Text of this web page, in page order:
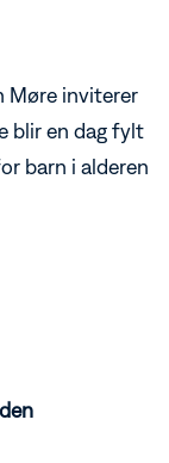
Møre inviterer
blir en dag fylt
barn i alderen